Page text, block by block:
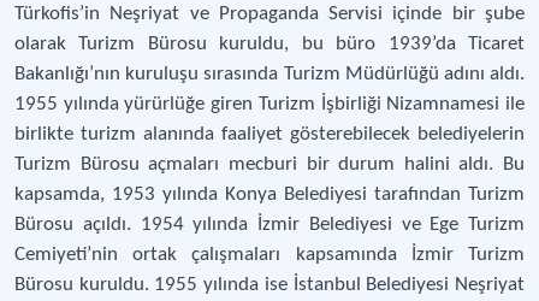
Türkofis’in Neşriyat ve Propaganda Servisi içinde bir şube
olarak Turizm Bürosu kuruldu, bu büro 1939’da Ticaret
Bakanlığı’nın kuruluşu sırasında Turizm Müdürlüğü adını aldı.
1955 yılında yürürlüğe giren Turizm İşbirliği Nizamnamesi ile
birlikte turizm alanında faaliyet gösterebilecek belediyelerin
Turizm Bürosu açmaları mecburi bir durum halini aldı. Bu
kapsamda, 1953 yılında Konya Belediyesi tarafından Turizm
Bürosu açıldı. 1954 yılında İzmir Belediyesi ve Ege Turizm
Cemiyeti’nin ortak çalışmaları kapsamında İzmir Turizm
Bürosu kuruldu. 1955 yılında ise İstanbul Belediyesi Neşriyat